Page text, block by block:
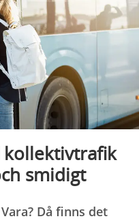
kollektivtrafik
smidigt
Då finns det